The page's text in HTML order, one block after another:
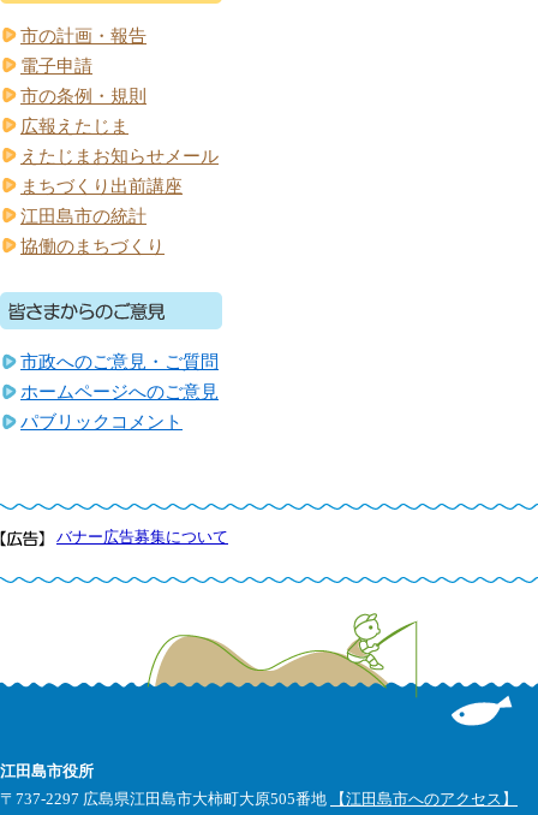
市の計画・報告
電子申請
市の条例・規則
広報えたじま
えたじまお知らせメール
まちづくり出前講座
江田島市の統計
協働のまちづくり
市政へのご意見・ご質問
ホームページへのご意見
パブリックコメント
バナー広告募集について
江田島市役所
〒737-2297 広島県江田島市大柿町大原505番地
【江田島市へのアクセス】